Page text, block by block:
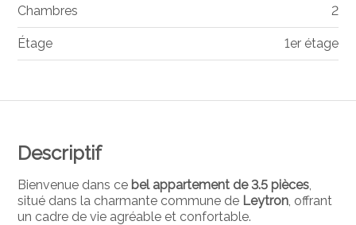
Descriptif
Bienvenue dans ce bel appartement de 3.5 pièces
situé dans la charmante commune de Leytron , offrant
un cadre de vie agréable et confortable.
Chambres 2
Étage 1er étage